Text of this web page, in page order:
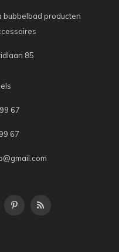
bubbelbad producten
85
67
67